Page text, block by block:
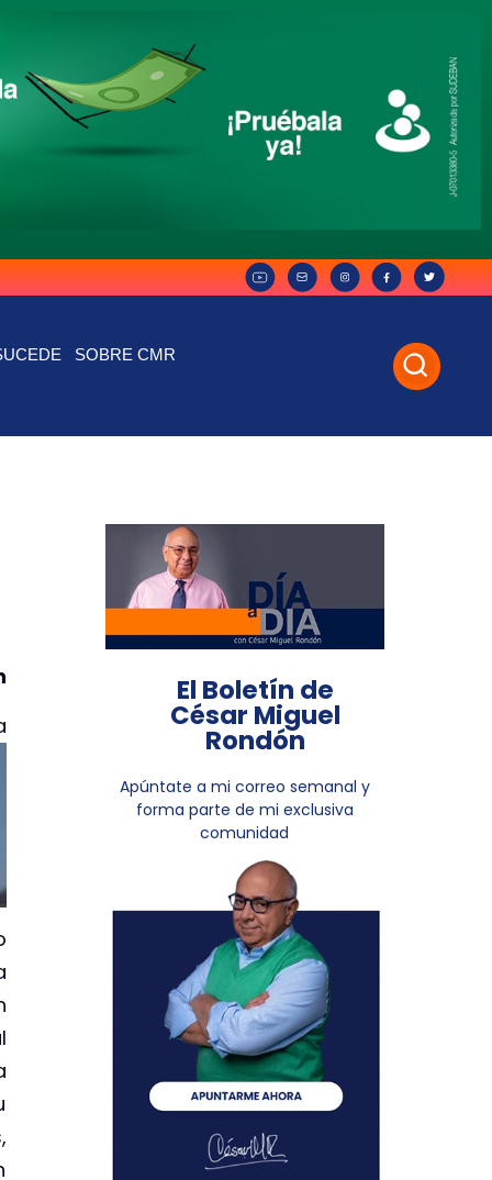
SOBRE CMR
El Boletín de
César Miguel
Rondón
Apúntate a mi correo semanal y
forma parte de mi exclusiva
comunidad